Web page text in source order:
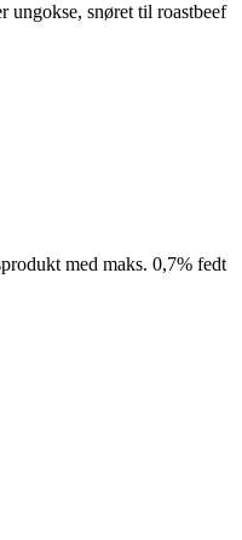
ungokse, snøret til roastbeef
med maks. 0,7% fedt